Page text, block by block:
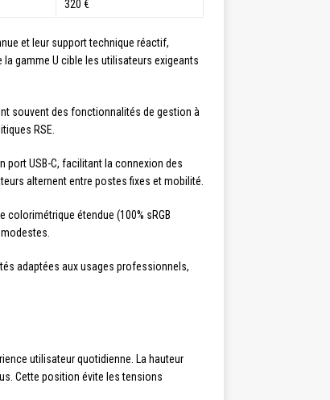
320 €
et leur support technique réactif,
gamme U cible les utilisateurs exigeants
souvent des fonctionnalités de gestion à
RSE.
port USB-C, facilitant la connexion des
alternent entre postes fixes et mobilité.
étendue (100% sRGB
adaptées aux usages professionnels,
utilisateur quotidienne. La hauteur
Cette position évite les tensions